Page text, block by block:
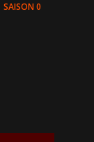
SAISON 0